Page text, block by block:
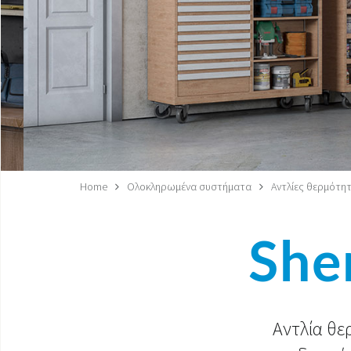
Home Ολοκληρωμένα συστήματα Αντλίες
Αντλία